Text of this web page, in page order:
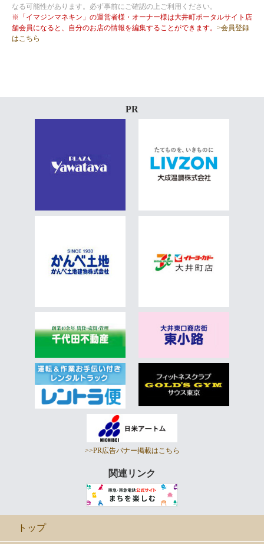
なる可能性があります。必ず事前にご確認の上ご利用ください。
※「イマジンマネキン」の運営者様・オーナー様は大井町ポータルサイト店
舗会員になると、自分のお店の情報を編集することができます。 >会員登録
はこちら
PR
>>PR広告バナー掲載はこちら
関連リンク
トップ